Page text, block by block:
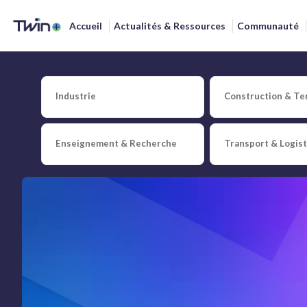
Accueil Actualités & Ressources Communauté
Industrie Construction &
Enseignement & Recherche Transport &